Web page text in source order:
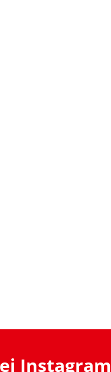
Instagram